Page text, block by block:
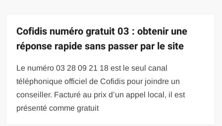
Cofidis numéro gratuit 03 : obtenir une
réponse rapide sans passer par le site
Le numéro 03 28 09 21 18 est le seul canal
téléphonique officiel de Cofidis pour joindre un
conseiller. Facturé au prix d’un appel local, il est
présenté comme gratuit